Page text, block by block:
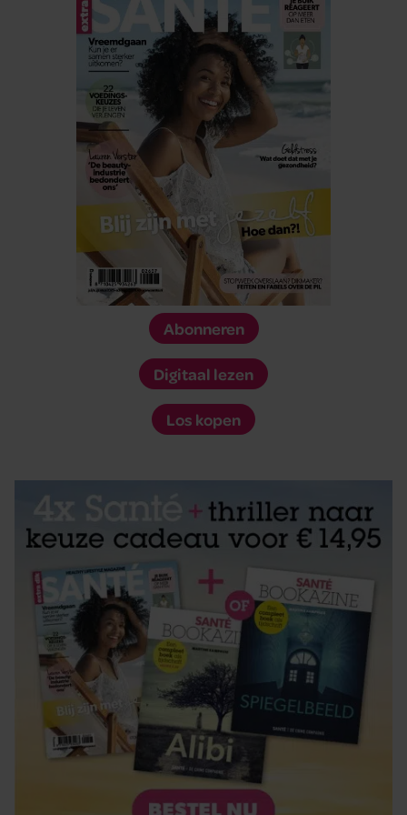
verzameld op basis van uw gebruik van hun services. U
gaat akkoord met onze cookies als u onze website blijft
Abonneren
Digitaal lezen
Los kopen